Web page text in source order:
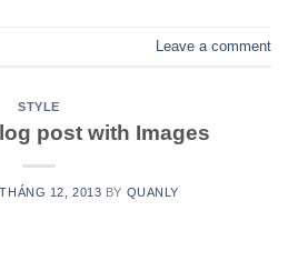
Leave a comment
STYLE
post with Images
12, 2013 BY QUANLY